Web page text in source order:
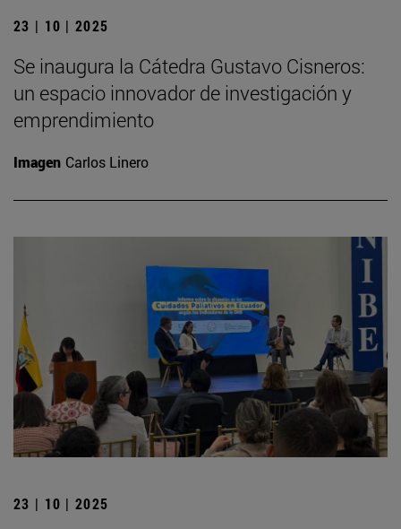
23 | 10 | 2025
Se inaugura la Cátedra Gustavo Cisneros:
un espacio innovador de investigación y
emprendimiento
Imagen Carlos Linero
23 | 10 | 2025